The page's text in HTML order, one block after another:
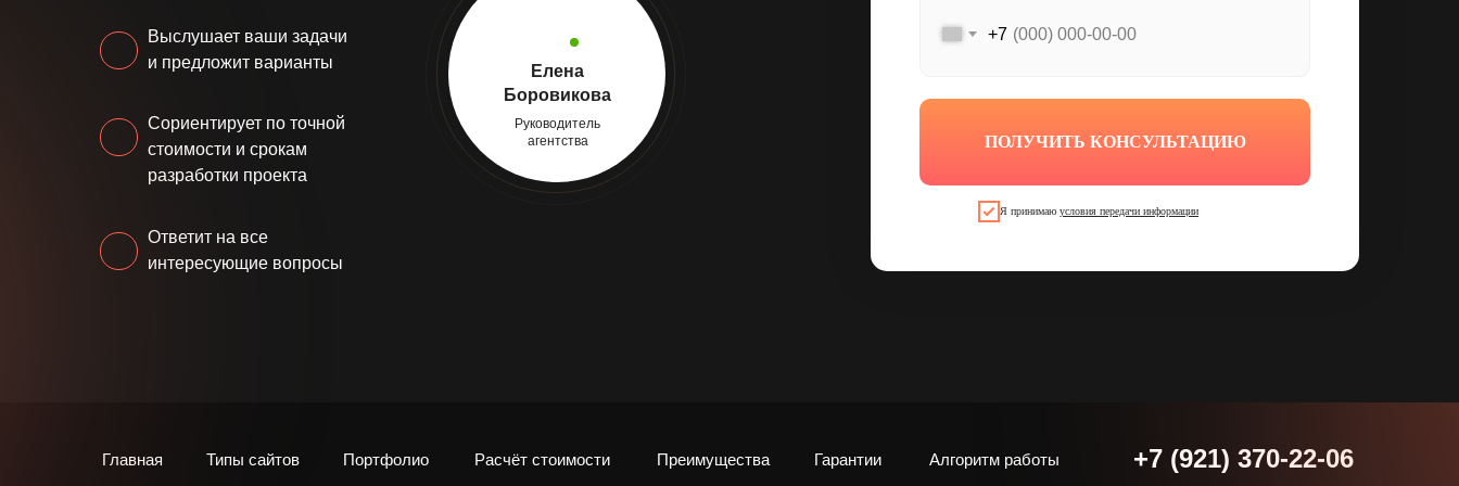
Сориентирует по точной
стоимости и срокам
разработки проекта
Ответит на все
интересующие вопросы
Выслушает ваши задачи
и предложит варианты
Я принимаю условия передачи информации
Елена
Боровикова
Руководитель
агентства
+7
ПОЛУЧИТЬ КОНСУЛЬТАЦИЮ
Типы сайтов Портфолио Расчёт стоимости Преимущества Гарантии +7 (921) 370-22-06
Главная Алгоритм работы